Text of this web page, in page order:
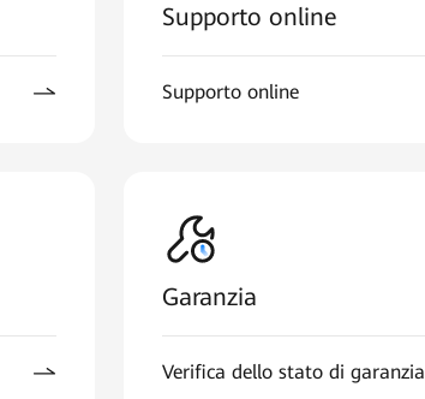
Supporto online
Supporto online
Garanzia
Verifica dello stato di garanzia